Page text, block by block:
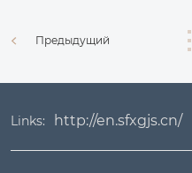
Предыдущий
Links: http://en.sfxgjs.cn/